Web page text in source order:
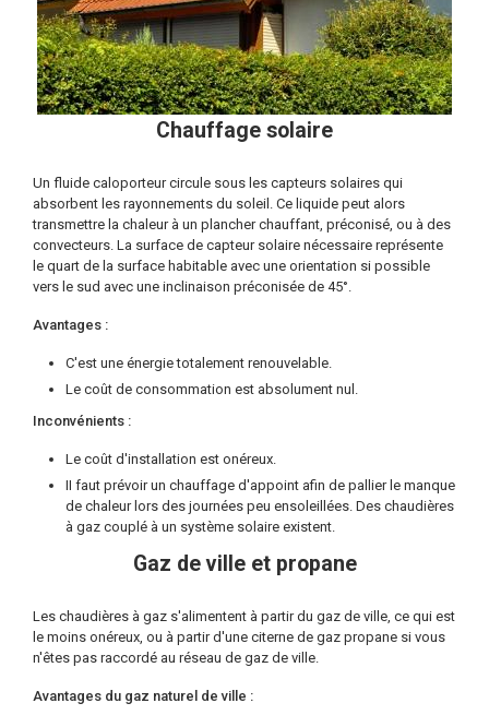
Chauffage solaire
Un fluide caloporteur circule sous les capteurs solaires qui
absorbent les rayonnements du soleil. Ce liquide peut alors
transmettre la chaleur à un plancher chauffant, préconisé, ou à des
convecteurs. La surface de capteur solaire nécessaire représente
le quart de la surface habitable avec une orientation si possible
vers le sud avec une inclinaison préconisée de 45°.
Avantages :
C'est une énergie totalement renouvelable.
Le coût de consommation est absolument nul.
Inconvénients :
Le coût d'installation est onéreux.
II faut prévoir un chauffage d'appoint afin de pallier le manque
de chaleur lors des journées peu ensoleillées. Des chaudières
à gaz couplé à un système solaire existent.
Gaz de ville et propane
Les chaudières à gaz s'alimentent à partir du gaz de ville, ce qui est
le moins onéreux, ou à partir d'une citerne de gaz propane si vous
n'êtes pas raccordé au réseau de gaz de ville.
Avantages du gaz naturel de ville :